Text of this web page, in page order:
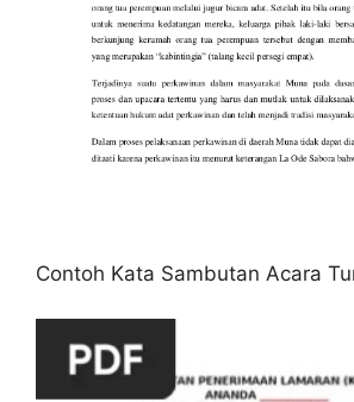
Contoh Kata Sambutan Acara